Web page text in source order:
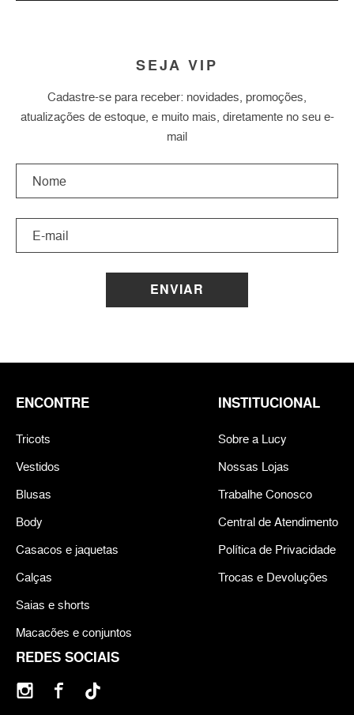
SEJA VIP
Cadastre-se para receber: novidades, promoções,
atualizações de estoque, e muito mais, diretamente no seu e-
mail
ENVIAR
REDES SOCIAIS
ENCONTRE
Tricots
Vestidos
Blusas
Body
Casacos e jaquetas
Calças
Saias e shorts
Macacões e conjuntos
INSTITUCIONAL
Sobre a Lucy
Nossas Lojas
Trabalhe Conosco
Central de Atendimento
Política de Privacidade
Trocas e Devoluções